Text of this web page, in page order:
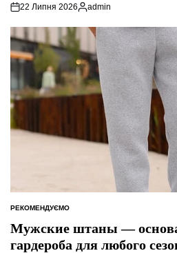
22 Липня 2026
Опубліковано
admin
ОПУБЛІКУВАТИ
РЕКОМЕНДУЄМО
Мужские штаны —
гардероба для любого